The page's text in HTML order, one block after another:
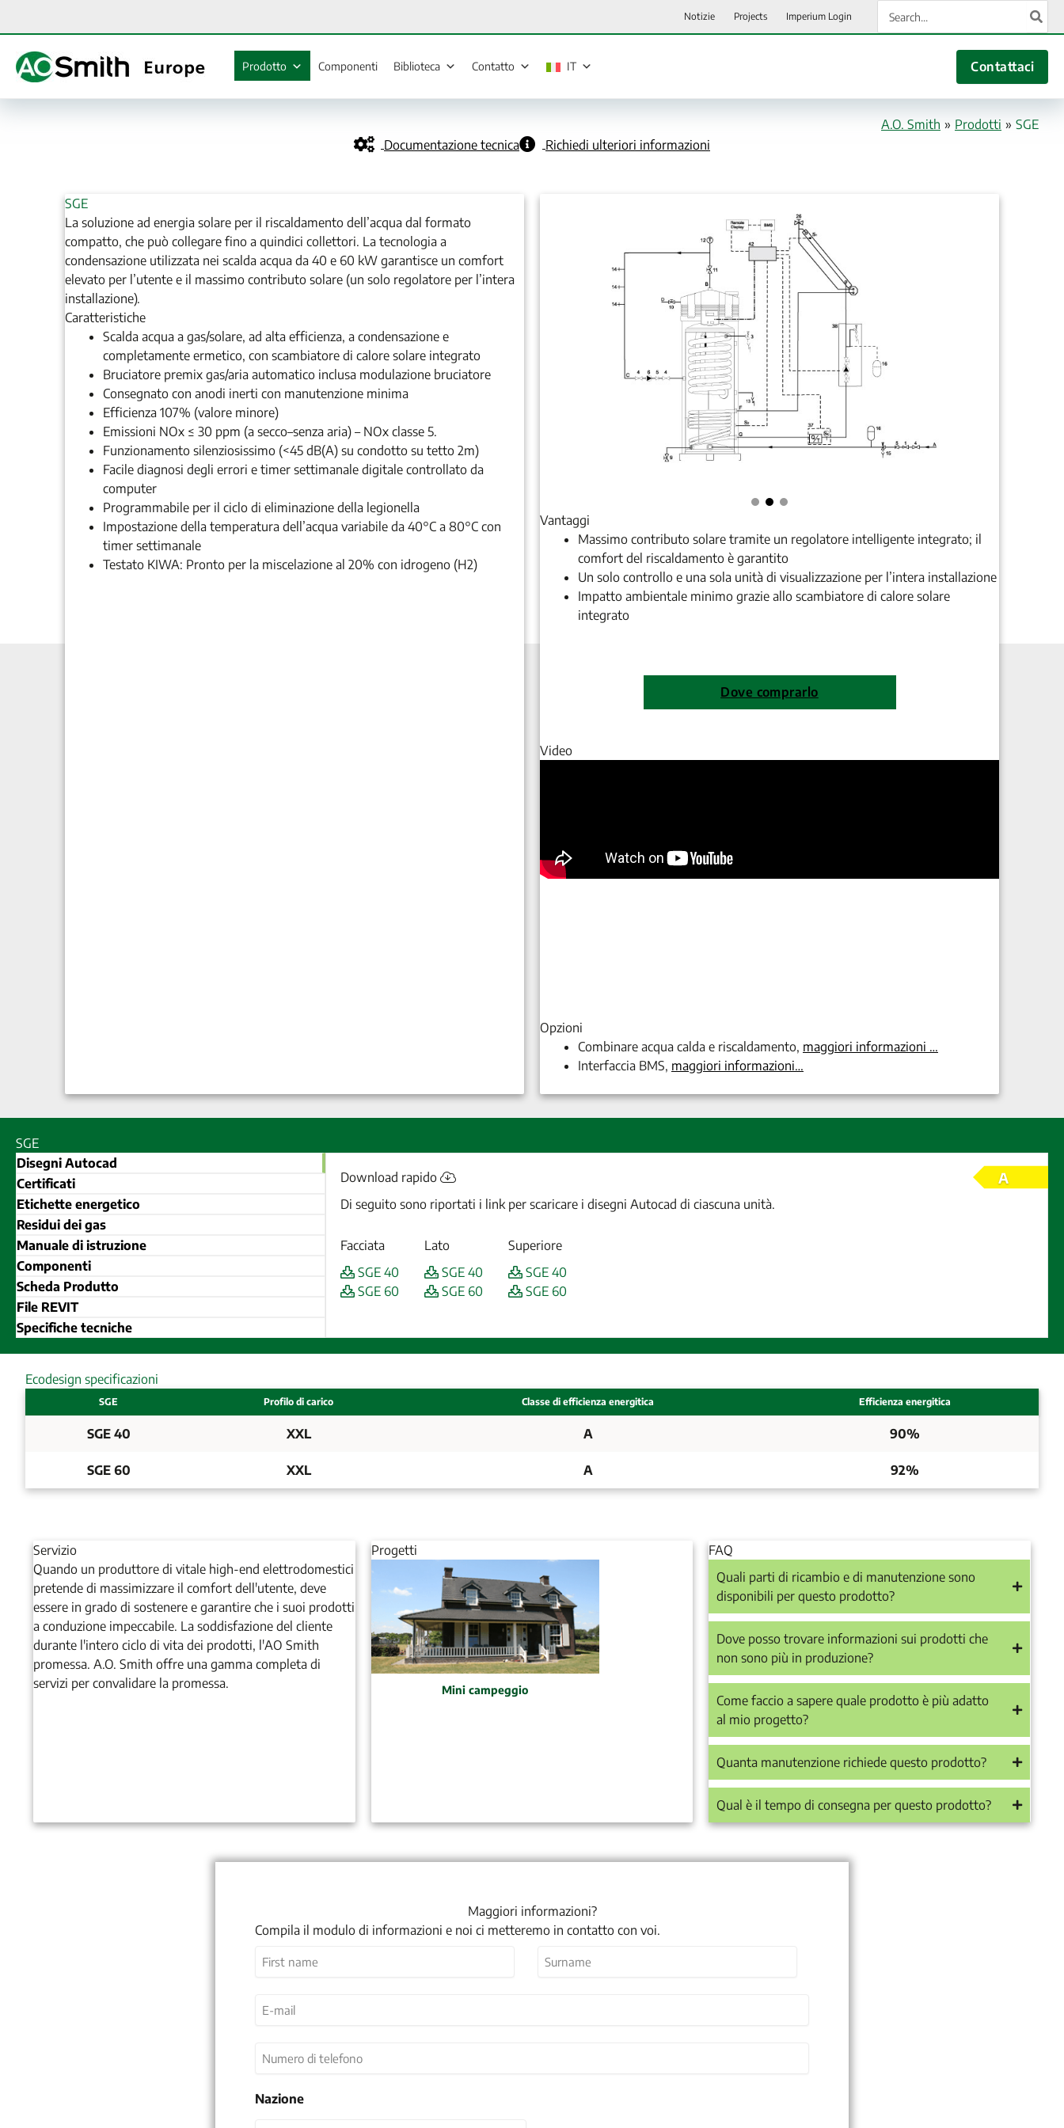
Notizie Projects Imperium Login
per:
Prodotto Componenti Biblioteca Contatto IT Contattaci
A.O. Smith » Prodotti » SGE
Documentazione tecnica
Richiedi ulteriori informazioni
SGE
La soluzione ad energia solare per il riscaldamento dell’acqua dal formato
compatto, che può collegare fino a quindici collettori. La tecnologia a
condensazione utilizzata nei scalda acqua da 40 e 60 kW garantisce un comfort
elevato per l’utente e il massimo contributo solare (un solo regolatore per l’intera
installazione).
Caratteristiche
Scalda acqua a gas/solare, ad alta efficienza, a condensazione e
completamente ermetico, con scambiatore di calore solare integrato
Bruciatore premix gas/aria automatico inclusa modulazione bruciatore
Consegnato con anodi inerti con manutenzione minima
Efficienza 107% (valore minore)
Emissioni NOx ≤ 30 ppm (a secco–senza aria) – NOx classe 5.
Funzionamento silenziosissimo (<45 dB(A) su condotto su tetto 2m)
Facile diagnosi degli errori e timer settimanale digitale controllato da
computer
Programmabile per il ciclo di eliminazione della legionella
Impostazione della temperatura dell’acqua variabile da 40°C a 80°C con
timer settimanale
Testato KIWA: Pronto per la miscelazione al 20% con idrogeno (H2)
Vantaggi
Massimo contributo solare tramite un regolatore intelligente integrato; il
comfort del riscaldamento è garantito
Un solo controllo e una sola unità di visualizzazione per l’intera installazione
Impatto ambientale minimo grazie allo scambiatore di calore solare
integrato
Dove comprarlo
Video
Opzioni
Combinare acqua calda e riscaldamento, maggiori informazioni …
Interfaccia BMS, maggiori informazioni…
SGE
A
Disegni Autocad
Certificati
Etichette energetico
Residui dei gas
Manuale di istruzione
Componenti
Scheda Produtto
File REVIT
Specifiche tecniche
Download rapido
Di seguito sono riportati i link per scaricare i disegni Autocad di ciascuna unità.
Facciata
SGE 40
SGE 60
Lato
SGE 40
SGE 60
Superiore
SGE 40
SGE 60
Ecodesign specificazioni
SGE Profilo di carico Classe di efficienza energitica Efficienza energitica
SGE 40 XXL A 90%
SGE 60 XXL A 92%
Servizio
Quando un produttore di vitale high-end elettrodomestici
pretende di massimizzare il comfort dell'utente, deve
essere in grado di sostenere e garantire che i suoi prodotti
a conduzione impeccabile. La soddisfazione del cliente
durante l'intero ciclo di vita dei prodotti, l'AO Smith
promessa. A.O. Smith offre una gamma completa di
servizi per convalidare la promessa.
Progetti
Mini campeggio
FAQ
Quali parti di ricambio e di manutenzione sono
disponibili per questo prodotto?
Dove posso trovare informazioni sui prodotti che
non sono più in produzione?
Come faccio a sapere quale prodotto è più adatto
al mio progetto?
Quanta manutenzione richiede questo prodotto?
Qual è il tempo di consegna per questo prodotto?
Maggiori informazioni?
Compila il modulo di informazioni e noi ci metteremo in contatto con voi.
mail (Obbligatorio)
di
Nazione